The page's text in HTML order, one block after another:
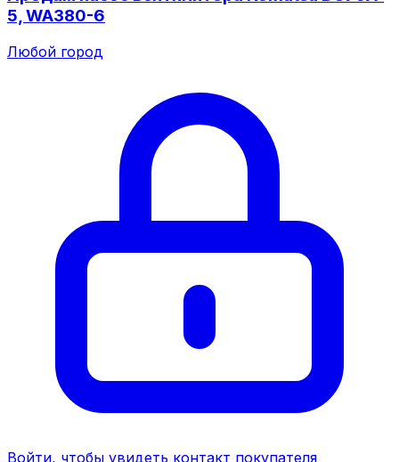
5, WA380-6
Любой город
Войти, чтобы увидеть контакт покупателя